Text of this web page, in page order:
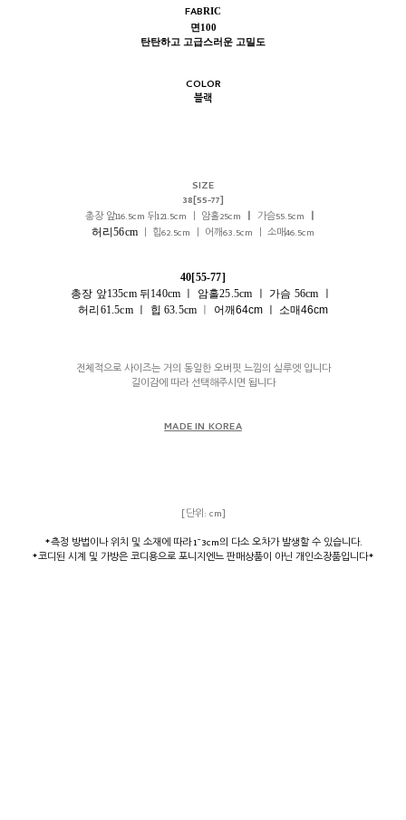
FABRIC
면100
탄탄하고 고급스러운 고밀도
COLOR
블랙
SIZE
38[55-77]
총장 앞116.5cm 뒤121.5cm ㅣ 암홀25cm
ㅣ 가슴55.5cm
ㅣ
허리56cm ㅣ 힙62.5cm ㅣ 어깨63.5cm ㅣ 소매46.5cm
40[55-77]
총장 앞135cm 뒤140cm ㅣ 암홀25.5cm
ㅣ 가슴 56cm ㅣ
허리61.5cm ㅣ 힙 63.5cm ㅣ 어깨64cm ㅣ 소매46cm
전체적으로 사이즈는 거의 동일한 오버핏 느낌의 실루엣 입니다
길이감에 따라 선택해주시면 됩니다
MADE IN KOREA
[단위: cm]
*측정 방법이나 위치 및 소재에 따라 1~3cm의 다소 오차가 발생할 수 있습니다.
*코디된 시계 및 가방은 코디용으로 포니지엔느 판매상품이 아닌 개인소장품입니다*